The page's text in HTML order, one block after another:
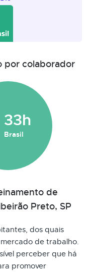
por colaborador
33h
Brasil
de
Preto, SP
dos quais
mercado de trabalho.
perceber que há
promover